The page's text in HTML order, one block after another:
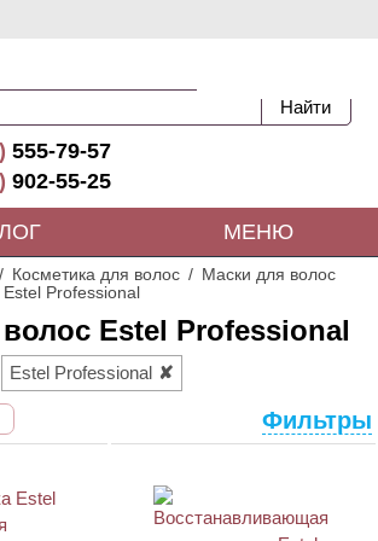
555-79-57
902-55-25
МЕНЮ
Косметика для волос
Маски для волос
Professional
Estel Professional
Estel Professional
Фильтры